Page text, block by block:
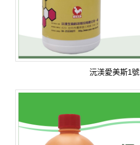
沅渼愛美斯1號